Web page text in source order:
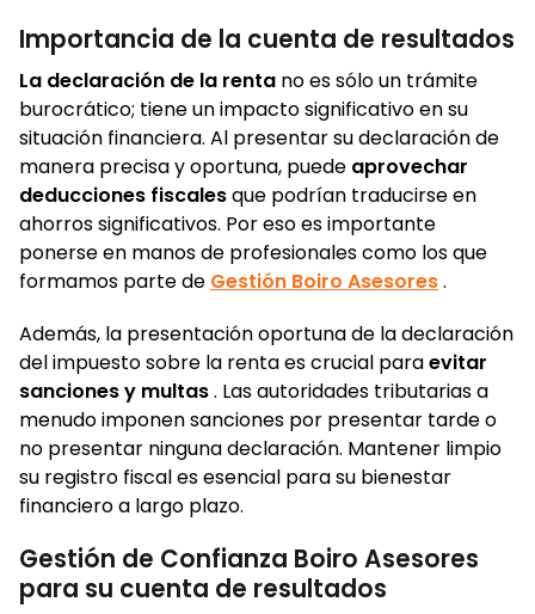
Importancia de la cuenta de resultados
La declaración de la renta no es sólo un trámite
burocrático; tiene un impacto significativo en su
situación financiera. Al presentar su declaración de
manera precisa y oportuna, puede aprovechar
deducciones fiscalesque podrían traducirse en
ahorros significativos. Por eso es importante
ponerse en manos de profesionales como los que
formamos parte de Gestión Boiro Asesores.
Además, la presentación oportuna de la declaración
del impuesto sobre la renta es crucial paraevitar
sanciones y multas. Las autoridades tributarias a
menudo imponen sanciones por presentar tarde o
no presentar ninguna declaración. Mantener limpio
su registro fiscal es esencial para su bienestar
financiero a largo plazo.
Gestión de Confianza Boiro Asesores
para su cuenta de resultados